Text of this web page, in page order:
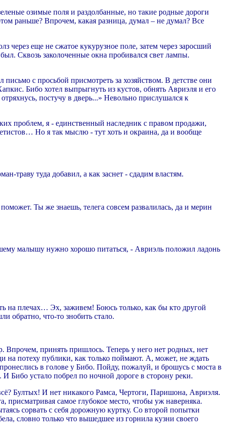
озимые поля и раздолбанные, но такие родные дороги
раньше? Впрочем, какая разница, думал – не думал? Все
через еще не сжатое кукурузное поле, затем через заросший
Сквозь заколоченные окна пробивался свет лампы.
с просьбой присмотреть за хозяйством. В детстве они
Бибо хотел выпрыгнуть из кустов, обнять Авриэля и его
постучу в дверь...» Невольно прислушался к
проблем, я - единственный наследник с правом продажи,
Но я так мыслю - тут хоть и окраина, да и вообще
траву туда добавил, а как заснет - сдадим властям.
Ты же знаешь, телега совсем развалилась, да и мерин
малышу нужно хорошо питаться, - Авриэль положил ладонь
на плечах… Эх, заживем! Боюсь только, как бы кто другой
обратно, что-то знобить стало.
Впрочем, принять пришлось. Теперь у него нет родных, нет
на потеху публики, как только поймают. А, может, не ждать
в голове у Бибо. Пойду, пожалуй, и брошусь с моста в
Бибо устало побрел по ночной дороге в сторону реки.
Бултых! И нет никакого Рамса, Чертоги, Паришона, Авриэля.
самое глубокое место, чтобы уж наверняка.
сорвать с себя дорожную куртку. Со второй попытки
словно только что вышедшее из горнила кузни своего